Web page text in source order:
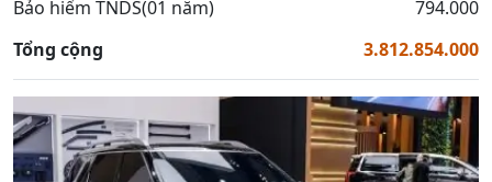
Bảo hiểm TNDS(01 năm)
794.000
Tổng cộng
3.812.854.000